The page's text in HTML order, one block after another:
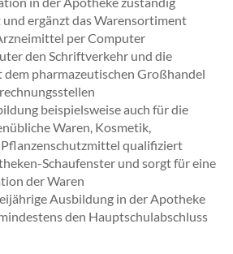
ergänzt das Warensortiment
per Computer
den Schriftverkehr und die
pharmazeutischen Großhandel
beispielsweise auch für die
Waren, Kosmetik,
qualifiziert
Schaufenster und sorgt für eine
der Waren
Ausbildung in der Apotheke
den Hauptschulabschluss